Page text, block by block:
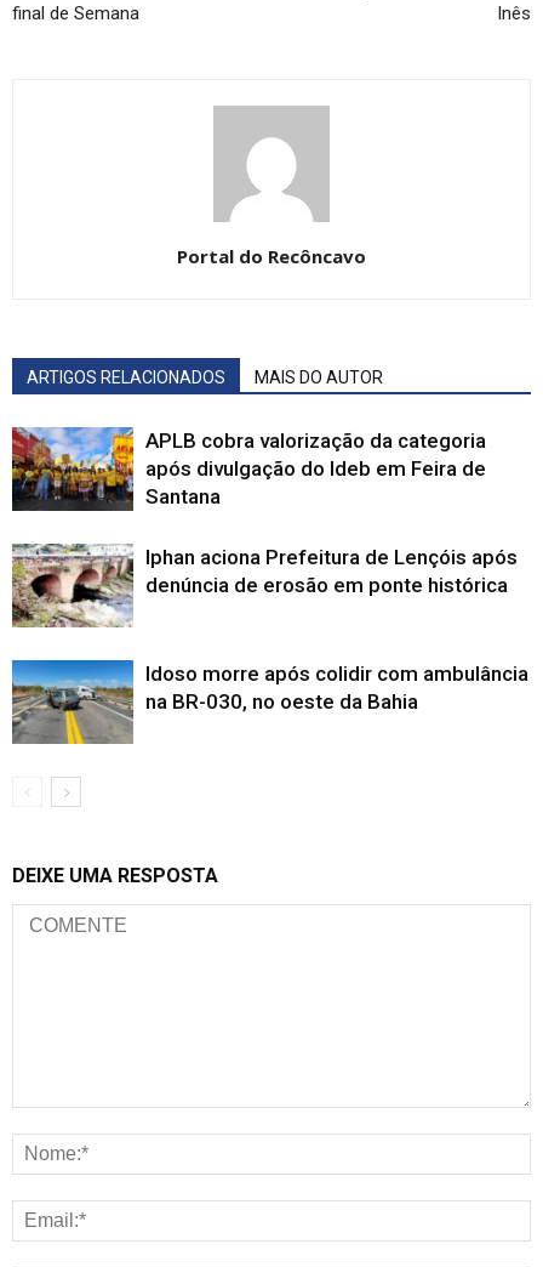
final de Semana
Inês
Portal do Recôncavo
ARTIGOS RELACIONADOS MAIS DO AUTOR
APLB cobra valorização da categoria
após divulgação do Ideb em Feira de
Santana
Iphan aciona Prefeitura de Lençóis após
denúncia de erosão em ponte histórica
Idoso morre após colidir com ambulância
na BR-030, no oeste da Bahia
DEIXE UMA RESPOSTA